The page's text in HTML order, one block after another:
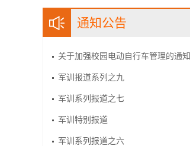
通知公告
关于加强校园电动自行车管理的通知
军训报道系列之九
军训系列报道之七
军训特别报道
军训系列报道之六